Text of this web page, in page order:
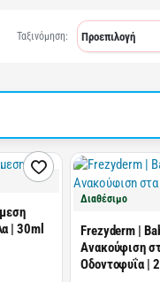
Ταξινόμηση:
| 30ml
Διαθέσιμο
Frezyderm |
Ανακούφιση
Οδοντοφυΐα |